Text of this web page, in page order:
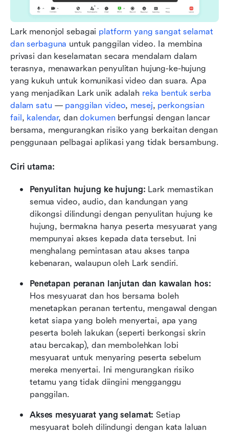
Lark menonjol sebagai platform yang sangat selamat
dan serbaguna untuk panggilan video. Ia membina
privasi dan keselamatan secara mendalam dalam
terasnya, menawarkan penyulitan hujung-ke-hujung
yang kukuh untuk komunikasi video dan suara. Apa
yang menjadikan Lark unik adalah reka bentuk serba
dalam satu — panggilan video, mesej, perkongsian
fail, kalendar, dan dokumen berfungsi dengan lancar
bersama, mengurangkan risiko yang berkaitan dengan
penggunaan pelbagai aplikasi yang tidak bersambung.
Ciri utama:
Penyulitan hujung ke hujung: Lark memastikan
semua video, audio, dan kandungan yang
dikongsi dilindungi dengan penyulitan hujung ke
hujung, bermakna hanya peserta mesyuarat yang
mempunyai akses kepada data tersebut. Ini
menghalang pemintasan atau akses tanpa
kebenaran, walaupun oleh Lark sendiri.
Penetapan peranan lanjutan dan kawalan hos:
Hos mesyuarat dan hos bersama boleh
menetapkan peranan tertentu, mengawal dengan
ketat siapa yang boleh menyertai, apa yang
peserta boleh lakukan (seperti berkongsi skrin
atau bercakap), dan membolehkan lobi
mesyuarat untuk menyaring peserta sebelum
mereka menyertai. Ini mengurangkan risiko
tetamu yang tidak diingini mengganggu
panggilan.
Akses mesyuarat yang selamat: Setiap
mesyuarat boleh dilindungi dengan kata laluan